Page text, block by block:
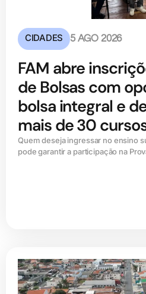
CIDADES 5 AGO 2026
FAM abre
de Bolsas com
bolsa integral e
mais de 30
Quem deseja ingressar no ensino
pode garantir a participação na